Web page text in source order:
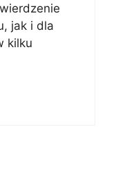
jak i dla
kilku